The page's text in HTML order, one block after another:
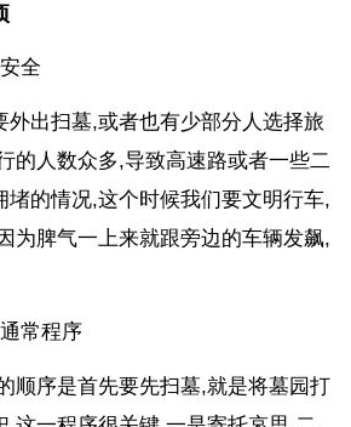
全
外出扫墓,或者也有少部分人选择旅
的人数众多,导致高速路或者一些二
堵的情况,这个时候我们要文明行车,
为脾气一上来就跟旁边的车辆发飙,
常程序
顺序是首先要先扫墓,就是将墓园打